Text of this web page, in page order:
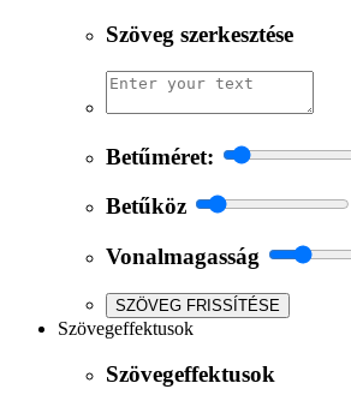
Szöveg szerkesztése
Betűméret:
Betűköz
Vonalmagasság
SZÖVEG FRISSÍTÉSE
Szövegeffektusok
Szövegeffektusok